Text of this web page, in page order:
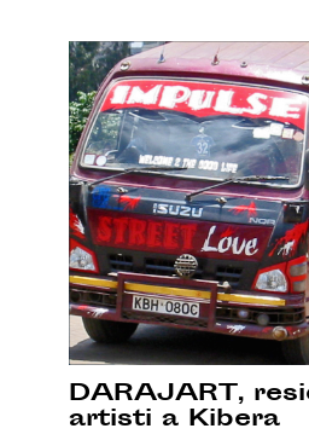
DARAJART,
artisti a Kibera